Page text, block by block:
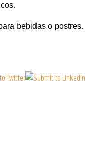
bebidas o postres.